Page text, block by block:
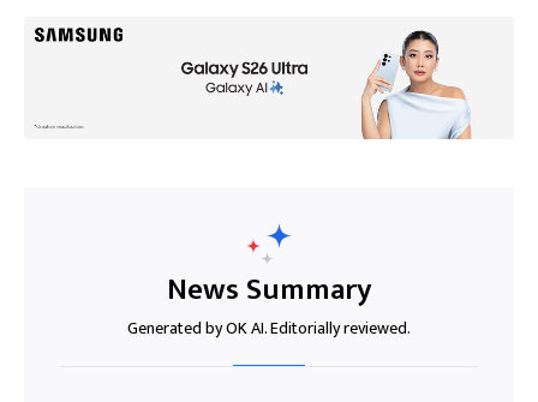
News Summary
Generated by OK AI. Editorially reviewed.